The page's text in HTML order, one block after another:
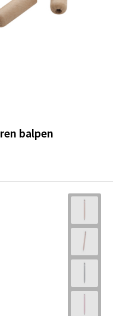
balpen